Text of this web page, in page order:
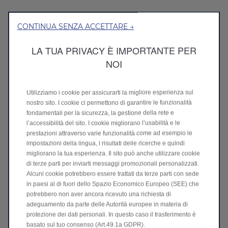
La tua Leapmotor, sempre in
evoluzione
migliorare sicurezza e funzionalità.
Un aggiornamento OTA consente di aggiornare il
software di un'auto da remoto, senza visitare il
concessionario. I veicoli connessi ricevono
aggiornamenti tramite Internet, consentendo ai
produttori di correggere bug, migliorare la sicurezza,
ottimizzare i sistemi di assistenza alla guida e
aggiungere nuove funzionalità.
Questa tecnologia garantisce che il veicolo si evolva nel
tempo, rimanga conforme agli ultimi standard di
sicurezza e software e si adatti continuamente alle
CONTINUA SENZA ACCETTARE →
LA TUA PRIVACY È IMPORTANTE PER
NOI
Utilizziamo i cookie per assicurarti la migliore esperienza sul
nostro sito. I cookie ci permettono di garantire le funzionalità
fondamentali per la sicurezza, la gestione della rete e
l’accessibilità del sito. I cookie migliorano l’usabilità e le
prestazioni attraverso varie funzionalità come ad esempio le
impostazioni della lingua, i risultati delle ricerche e quindi
migliorano la tua esperienza. Il sito può anche utilizzare cookie
di terze parti per inviarti messaggi promozionali personalizzati.
Alcuni cookie potrebbero essere trattati da terze parti con sede
in paesi al di fuori dello Spazio Economico Europeo (SEE) che
potrebbero non aver ancora ricevuto una richiesta di
adeguamento da parte delle Autorità europee in materia di
protezione dei dati personali. In questo caso il trasferimento è
basato sul tuo consenso (Art.49.1a GDPR).